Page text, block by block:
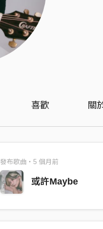
喜歡 關
發布歌曲・5 個月前
或許Maybe